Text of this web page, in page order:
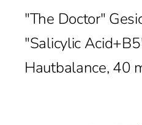
"The Doctor"
"Salicylic
Hautbalance, 40